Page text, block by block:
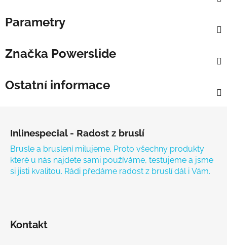
Parametry
Značka Powerslide
Ostatní informace
Inlinespecial - Radost z bruslí
Brusle a bruslení milujeme. Proto všechny produkty
které u nás najdete sami používáme, testujeme a jsme
si jisti kvalitou. Rádi předáme radost z bruslí dál i Vám.
Kontakt